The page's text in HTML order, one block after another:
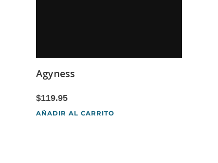
Agyness
$119.95
AÑADIR AL CARRITO